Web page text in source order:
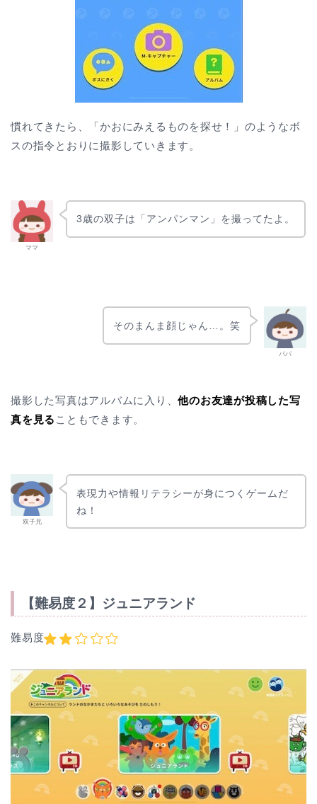
慣れてきたら、「かおにみえるものを探せ！」のようなボ
スの指令とおりに撮影していきます。
ママ
3歳の双子は「アンパンマン」を撮ってたよ。
パパ
そのまんま顔じゃん…。笑
撮影した写真はアルバムに入り、他のお友達が投稿した写
真を見る こともできます。
双子兄
表現力や情報リテラシーが身につくゲームだ
ね！
【難易度２】ジュニアランド
難易度